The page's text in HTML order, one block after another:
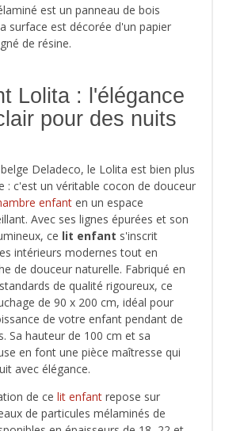
est un panneau de bois
surface est décorée d'un papier
de résine.
Lolita : l'élégance
pour des nuits
Deladeco, le Lolita est bien plus
: c'est un véritable cocon de douceur
enfant en un espace
Avec ses lignes épurées et son
ce lit enfant s'inscrit
intérieurs modernes tout en
de douceur naturelle. Fabriqué en
de qualité rigoureux, ce
de 90 x 200 cm, idéal pour
de votre enfant pendant de
Sa hauteur de 100 cm et sa
en font une pièce maîtresse qui
avec élégance.
de ce lit enfant repose sur
de particules mélaminés de